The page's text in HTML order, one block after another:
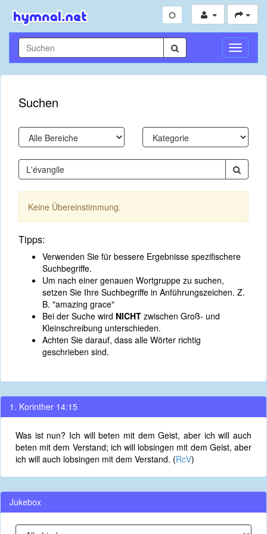
Suchen
Keine Übereinstimmung.
Tipps:
Verwenden Sie für bessere Ergebnisse spezifischere
Suchbegriffe.
Um nach einer genauen Wortgruppe zu suchen,
setzen Sie Ihre Suchbegriffe in Anführungszeichen. Z.
B. "amazing grace"
Bei der Suche wird NICHT zwischen Groß- und
Kleinschreibung unterschieden.
Achten Sie darauf, dass alle Wörter richtig
geschrieben sind.
1. Korinther 14:15
Was ist nun? Ich will beten mit dem Geist, aber ich will auch
beten mit dem Verstand; ich will lobsingen mit dem Geist, aber
ich will auch lobsingen mit dem Verstand. (RcV)
Jukebox